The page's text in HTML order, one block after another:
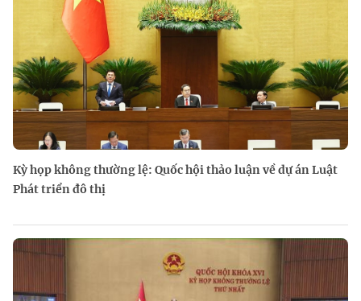
Kỳ họp không thường lệ: Quốc hội thảo luận về dự án Luật
Phát triển đô thị